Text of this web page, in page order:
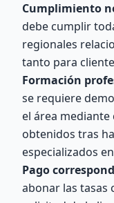
Cumplimiento
debe cumplir
regionales
tanto para
Formación
se requiere
el área
obtenidos tras
especializados
Pago
abonar las tasas